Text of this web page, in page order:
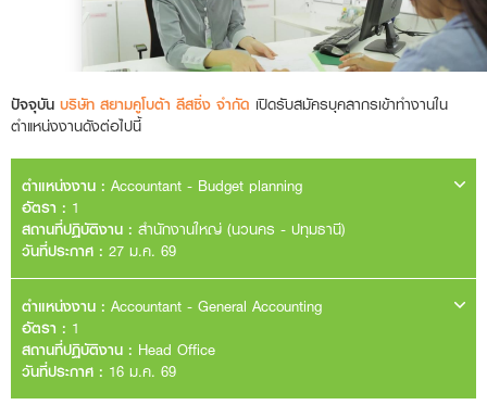
ปัจจุบัน บริษัท สยามคูโบต้า ลีสซิ่ง จำกัด เปิดรับสมัครบุคลากรเข้าทำงานใน
ตำแหน่งงานดังต่อไปนี้
ตำแหน่งงาน : Accountant - Budget planning
อัตรา : 1
สถานที่ปฏิบัติงาน : สำนักงานใหญ่ (นวนคร - ปทุมธานี)
วันที่ประกาศ : 27 ม.ค. 69
ลักษณะงาน
Preparing annual budgets, forecasts, and long-term financial
plans in alignment with corporate strategy.
Monitoring budget utilization and analyzing budget variances
ตำแหน่งงาน : Accountant - General Accounting
อัตรา : 1
สถานที่ปฏิบัติงาน : Head Office
วันที่ประกาศ : 16 ม.ค. 69